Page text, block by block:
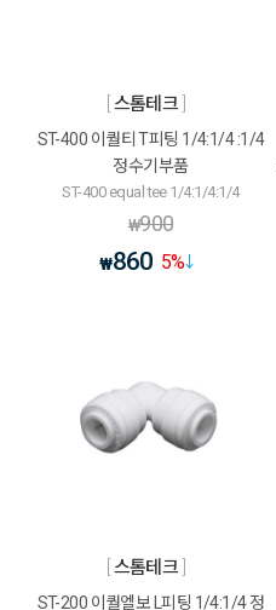
스톰테크
ST-400 이퀄티 T피팅 1/4:1/4 :1/4
정수기부품
ST-400 equal tee 1/4:1/4:1/4
₩900
₩860 5%
스톰테크
ST-200 이퀄엘보 L피팅 1/4:1/4 정